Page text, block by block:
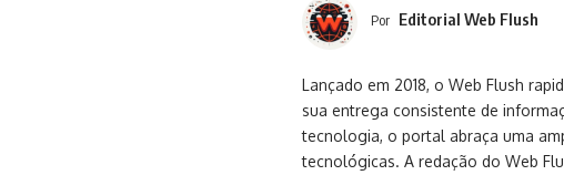
Por Editorial Web Flush
Lançado em 2018, o Web Flush
sua entrega consistente de
tecnologia, o portal abraça uma
tecnológicas. A redação do Web